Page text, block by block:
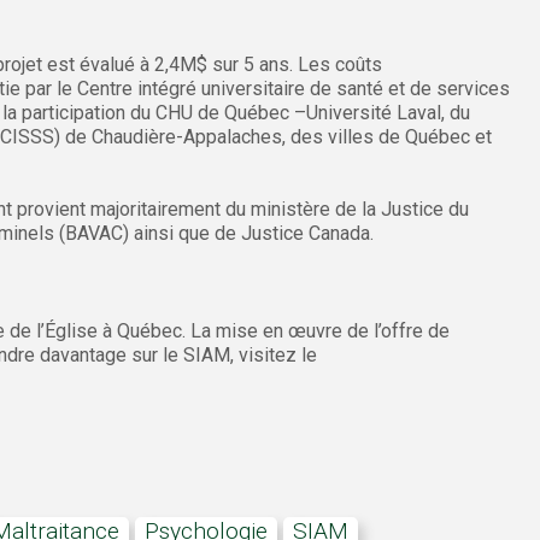
est évalué à 2,4M$ sur 5 ans. Les coûts
par le Centre intégré universitaire de santé et de services
participation du CHU de Québec –Université Laval, du
de Chaudière-Appalaches, des villes de Québec et
provient majoritairement du ministère de la Justice du
(BAVAC) ainsi que de Justice Canada.
l’Église à Québec. La mise en œuvre de l’offre de
davantage sur le SIAM, visitez le
maltraitance psychologie SIAM